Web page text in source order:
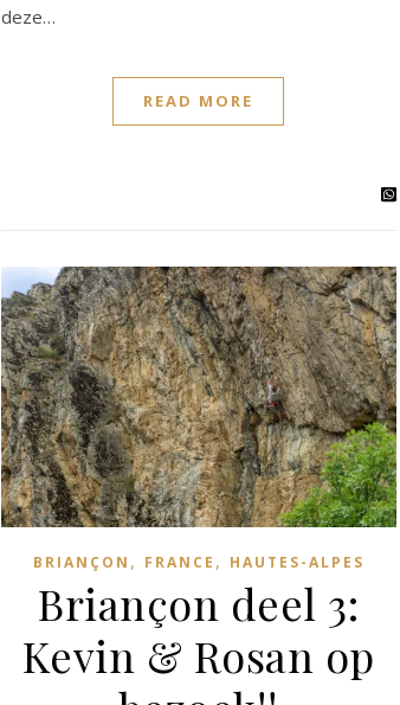
deze…
READ MORE
BRIANÇON , FRANCE , HAUTES-ALPES
Briançon deel 3:
Kevin & Rosan op